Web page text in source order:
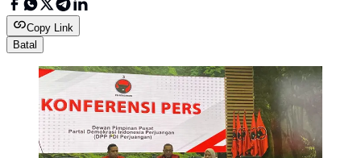
Copy Link
Batal